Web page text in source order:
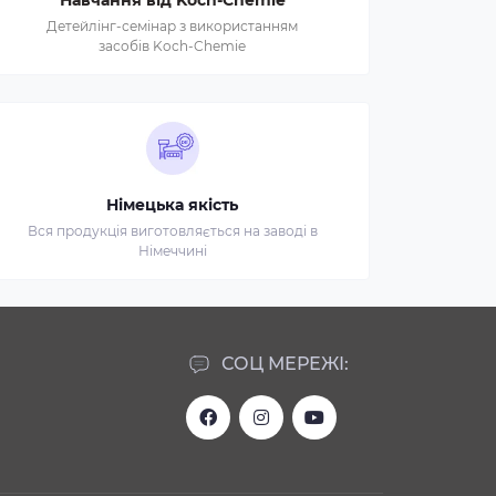
Детейлінг-семінар з використанням
засобів Koch-Chemie
Німецька якість
Вся продукція виготовляється на заводі в
Німеччині
СОЦ МЕРЕЖІ: